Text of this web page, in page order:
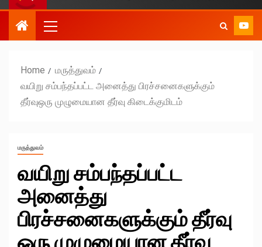
Home
மருத்துவம்
வயிறு சம்பந்தப்பட்ட அனைத்து பிரச்சனைகளுக்கும்
தீர்வுஒரு முழுமையான தீர்வு கிடைக்குமிடம்
மருத்துவம்
வயிறு சம்பந்தப்பட்ட
அனைத்து
பிரச்சனைகளுக்கும் தீர்வு
ஒரு முழுமையான தீர்வு